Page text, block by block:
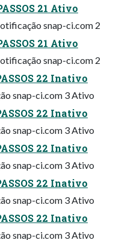
21 Ativo
snap-ci.com 2
21 Ativo
snap-ci.com 2
22 Inativo
snap-ci.com 3 Ativo
22 Inativo
snap-ci.com 3 Ativo
22 Inativo
snap-ci.com 3 Ativo
22 Inativo
snap-ci.com 3 Ativo
22 Inativo
snap-ci.com 3 Ativo